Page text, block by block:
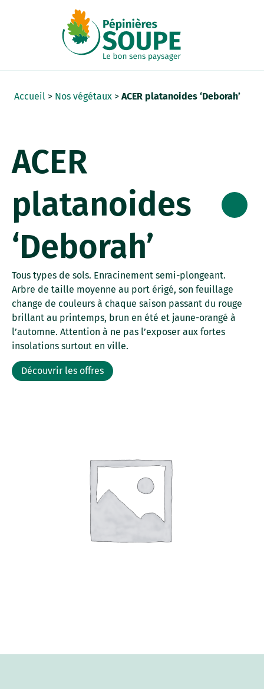
Accueil > Nos végétaux >ACER platanoides ‘Deborah’
ACER
platanoides
‘Deborah’
Tous types de sols. Enracinement semi-plongeant.
Arbre de taille moyenne au port érigé, son feuillage
change de couleurs à chaque saison passant du rouge
brillant au printemps, brun en été et jaune-orangé à
l’automne. Attention à ne pas l’exposer aux fortes
insolations surtout en ville.
Découvrir les offres